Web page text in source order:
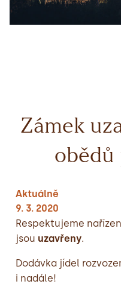
Zámek
obědů
Aktuálně
9. 3. 2020
Respektujeme
jsou uzavřeny.
Dodávka jídel
i nadále!